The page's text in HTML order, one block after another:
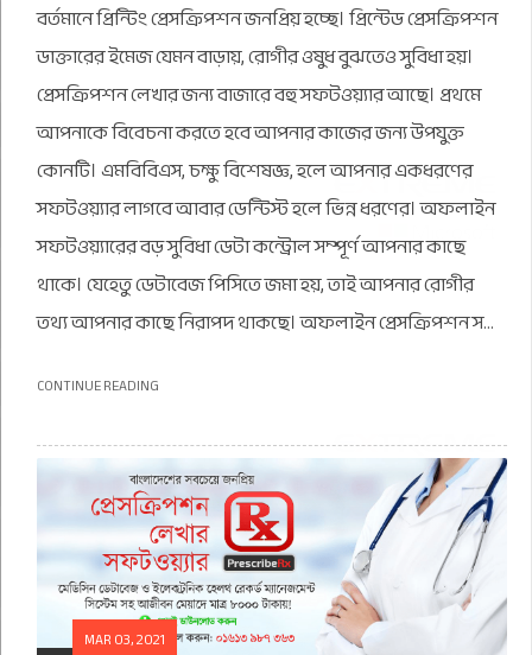
বর্তমানে প্রিন্টিং প্রেসক্রিপশন জনপ্রিয় হচ্ছে। প্রিন্টেড প্রেসক্রিপশন
ডাক্তারের ইমেজ যেমন বাড়ায়, রোগীর ওষুধ বুঝতেও সুবিধা হয়।
প্রেসক্রিপশন লেখার জন্য বাজারে বহু সফটওয়্যার আছে। প্রথমে
আপনাকে বিবেচনা করতে হবে আপনার কাজের জন্য উপযুক্ত
কোনটি। এমবিবিএস, চক্ষু বিশেষজ্ঞ, হলে আপনার একধরণের
সফটওয়্যার লাগবে আবার ডেন্টিস্ট হলে ভিন্ন ধরণের। অফলাইন
সফটওয়্যারের বড় সুবিধা ডেটা কন্ট্রোল সম্পূর্ণ আপনার কাছে
থাকে। যেহেতু ডেটাবেজ পিসিতে জমা হয়, তাই আপনার রোগীর
তথ্য আপনার কাছে নিরাপদ থাকছে। অফলাইন প্রেসক্রিপশন স...
CONTINUE READING
MAR 03, 2021